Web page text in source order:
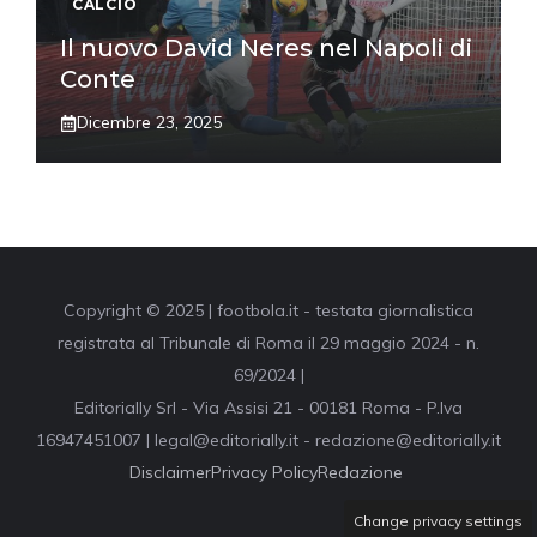
CALCIO
Il nuovo David Neres nel Napoli di
Conte
Dicembre 23, 2025
Copyright © 2025 | footbola.it - testata giornalistica
registrata al Tribunale di Roma il 29 maggio 2024 - n.
69/2024 |
Editorially Srl - Via Assisi 21 - 00181 Roma - P.Iva
16947451007 | legal@editorially.it - redazione@editorially.it
DisclaimerPrivacy PolicyRedazione
Change privacy settings